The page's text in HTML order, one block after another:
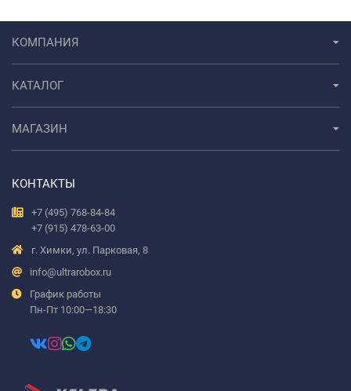
КОМПАНИЯ
КАТАЛОГ
МАГАЗИН
КОНТАКТЫ
+7 (495) 768-84-84
+7 (915) 478-63-00
г. Химки, ул. Парковая, 8
info@ultrarobox.ru
График работы
Пн-Пт 10:00—18:30